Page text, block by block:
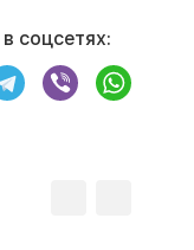
соцсетях: